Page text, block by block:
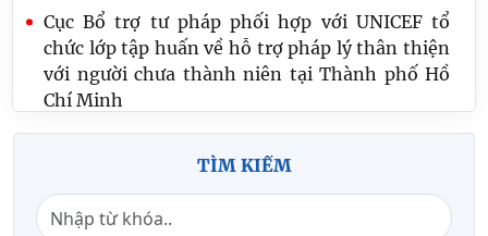
Cục Bổ trợ tư pháp phối hợp với UNICEF tổ
chức lớp tập huấn về hỗ trợ pháp lý thân thiện
với người chưa thành niên tại Thành phố Hồ
Chí Minh
Chức năng nhiệm vụ của Cục Bổ trợ tư pháp
TÌM KIẾM